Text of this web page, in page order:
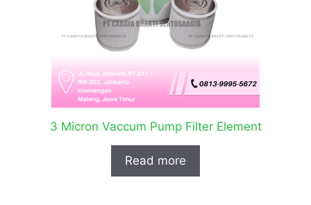
3 Micron Vaccum Pump Filter Element
Read more